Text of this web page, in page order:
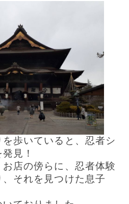
歩いていると、忍者シ
見！
店の傍らに、忍者体験
それを見つけた息子